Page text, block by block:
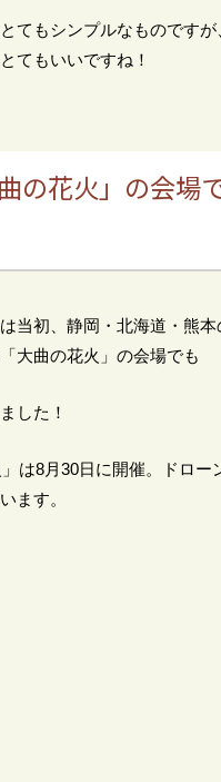
てもシンプルなものです
てもいいですね！
の花火」の会場
当初、静岡・北海道・熊
大曲の花火」の会場でも
した！
は8月30日に開催。ドロ
ます。